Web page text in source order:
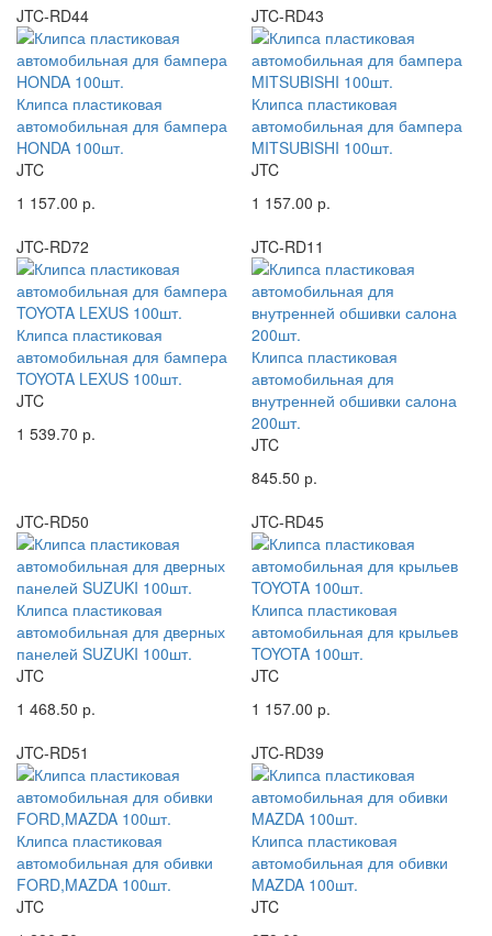
JTC-RD44
Клипса пластиковая
автомобильная для бампера
HONDA 100шт.
JTC
1 157.00 р.
JTC-RD43
Клипса пластиковая
автомобильная для бампера
MITSUBISHI 100шт.
JTC
1 157.00 р.
JTC-RD72
Клипса пластиковая
автомобильная для бампера
TOYOTA LEXUS 100шт.
JTC
1 539.70 р.
JTC-RD11
Клипса пластиковая
автомобильная для
внутренней обшивки салона
200шт.
JTC
845.50 р.
JTC-RD50
Клипса пластиковая
автомобильная для дверных
панелей SUZUKI 100шт.
JTC
1 468.50 р.
JTC-RD45
Клипса пластиковая
автомобильная для крыльев
TOYOTA 100шт.
JTC
1 157.00 р.
JTC-RD51
Клипса пластиковая
автомобильная для обивки
FORD,MAZDA 100шт.
JTC
JTC-RD39
Клипса пластиковая
автомобильная для обивки
MAZDA 100шт.
JTC